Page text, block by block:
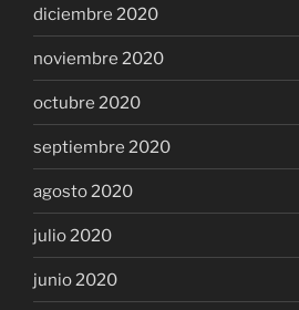
diciembre 2020
noviembre 2020
octubre 2020
septiembre 2020
agosto 2020
julio 2020
junio 2020